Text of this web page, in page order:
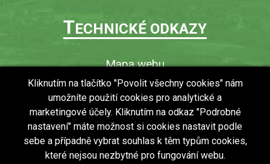
TECHNICKÉ ODKAZY
Mapa webu
O webu
Povinně zveřejňované informace
Ochrana osobních údajů (GDPR)
Vyhledávání
RSS
Kliknutím na tlačítko "Povolit všechny cookies" nám
umožníte použití cookies pro analytické a
marketingové účely. Kliknutím na odkaz "Podrobné
nastavení" máte možnost si cookies nastavit podle
sebe a případně vybrat souhlas k těm typům cookies,
které nejsou nezbytné pro fungování webu.